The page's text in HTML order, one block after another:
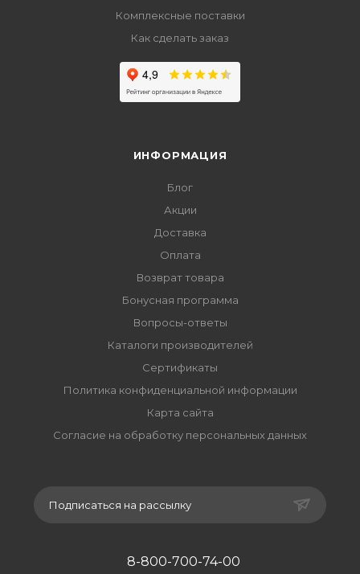
Комплексные поставки
Как сделать заказ
ИНФОРМАЦИЯ
Блог
Акции
Доставка
Оплата
Возврат товара
Бонусная программа
Вопросы-ответы
Каталоги производителей
Сертификаты
Политика конфиденциальной информации
Карта сайта
Согласие на обработку персональных данных
Подписаться на рассылку
8-800-700-74-00